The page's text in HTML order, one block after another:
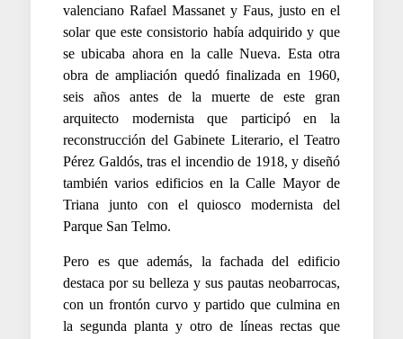
valenciano Rafael Massanet y Faus, justo en el
solar que este consistorio había adquirido y que
se ubicaba ahora en la calle Nueva. Esta otra
obra de ampliación quedó finalizada en 1960,
seis años antes de la muerte de este gran
arquitecto modernista que participó en la
reconstrucción del Gabinete Literario, el Teatro
Pérez Galdós, tras el incendio de 1918, y diseñó
también varios edificios en la Calle Mayor de
Triana junto con el quiosco modernista del
Parque San Telmo.
Pero es que además, la fachada del edificio
destaca por su belleza y sus pautas neobarrocas,
con un frontón curvo y partido que culmina en
la segunda planta y otro de líneas rectas que